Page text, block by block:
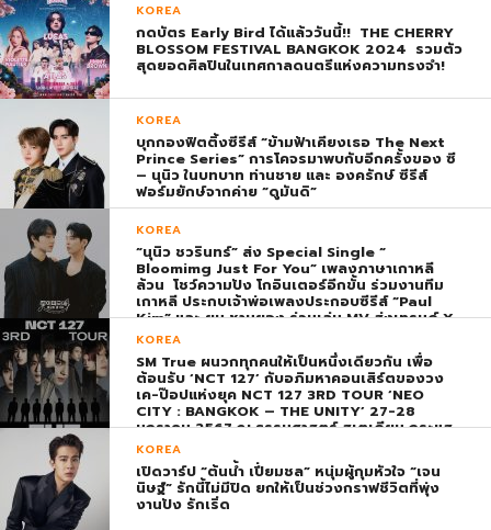
KOREA
กดบัตร Early Bird ได้แล้ววันนี้!! THE CHERRY
BLOSSOM FESTIVAL BANGKOK 2024 รวมตัว
สุดยอดศิลปินในเทศกาลดนตรีแห่งความทรงจำ!
KOREA
บุกกองฟิตติ้งซีรีส์ “ข้ามฟ้าเคียงเธอ The Next
Prince Series” การโคจรมาพบกับอีกครั้งของ ซี
– นุนิว ในบทบาท ท่านชาย และ องครักษ์ ซีรีส์
ฟอร์มยักษ์จากค่าย “ดูมันดิ”
KOREA
“นุนิว ชวรินทร์” ส่ง Special Single “
Bloomimg Just For You” เพลงภาษาเกาหลี
ล้วน โชว์ความปัง โกอินเตอร์อีกขั้น ร่วมงานทีม
เกาหลี ประกบเจ้าพ่อเพลงประกอบซีรีส์ “Paul
Kim” และ ยุน ชานยอง ร่วมเล่น MV ส่งเทรนด์ X
พุ่ง ติดอันดับ 1 โลก
KOREA
SM True ผนวกทุกคนให้เป็นหนึ่งเดียวกัน เพื่อ
ต้อนรับ ‘NCT 127’ กับอภิมหาคอนเสิร์ตของวง
เค-ป๊อปแห่งยุค NCT 127 3RD TOUR ‘NEO
CITY : BANGKOK – THE UNITY’ 27-28
มกราคม 2567 ณ ธรรมศาสตร์ สเตเดียม กระแส
ตอบรับยิ่งใหญ่สมการรอคอย บัตร SOLD OUT
ทุกที่นั่งทันทีที่เปิดจำหน่าย !
KOREA
เปิดวาร์ป “ต้นน้ำ เปี่ยมชล” หนุ่มผู้กุมหัวใจ “เจน
นิษฐ์” รักนี้ไม่มีปิด ยกให้เป็นช่วงกราฟชีวิตที่พุ่ง
งานปัง รักเริ่ด